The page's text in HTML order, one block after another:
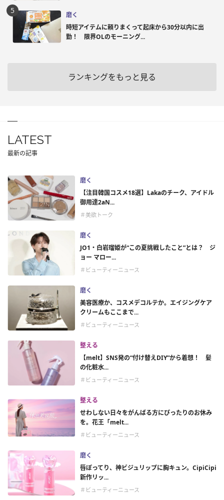
磨く
時短アイテムに頼りまくって起床から30分以内に出
勤！ 限界OLのモーニング...
ランキングをもっと見る
LATEST
最新の記事
磨く
【注目韓国コスメ18選】Lakaのチーク、アイドル
御用達2aN...
＃美欲トーク
磨く
JO1・白岩瑠姫が“この夏挑戦したこと”とは？ ジ
ョー マロー...
＃ビューティーニュース
磨く
美容医療か、コスメデコルテか。エイジングケア
クリームもここまで...
＃ビューティーニュース
整える
【melt】SNS発の“付け替えDIY”から着想！ 髪
の化粧水...
＃ビューティーニュース
整える
せわしない日々をがんばる方にぴったりのお休み
を。花王「melt...
＃ビューティーニュース
磨く
唇ぽってり、神ビジュリップに胸キュン。CipiCipi
新作リッ...
＃ビューティーニュース